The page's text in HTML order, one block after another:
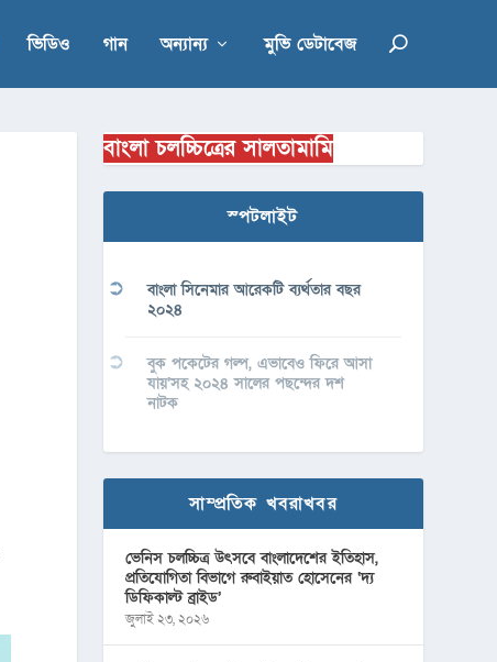
ভিডিও গান অন্যান্য মুভি ডেটাবেজ
বাংলা চলচ্চিত্রের সালতামামি
স্পটলাইট
বাংলা সিনেমার আরেকটি ব্যর্থতার বছর
২০২৪
বুক পকেটের গল্প, এভাবেও ফিরে আসা
যায়’সহ ২০২৪ সালের পছন্দের দশ
নাটক
সাম্প্রতিক খবরাখবর
ভেনিস চলচ্চিত্র উৎসবে বাংলাদেশের ইতিহাস,
প্রতিযোগিতা বিভাগে রুবাইয়াত হোসেনের ‘দ্য
ডিফিকাল্ট ব্রাইড’
জুলাই ২৩, ২০২৬